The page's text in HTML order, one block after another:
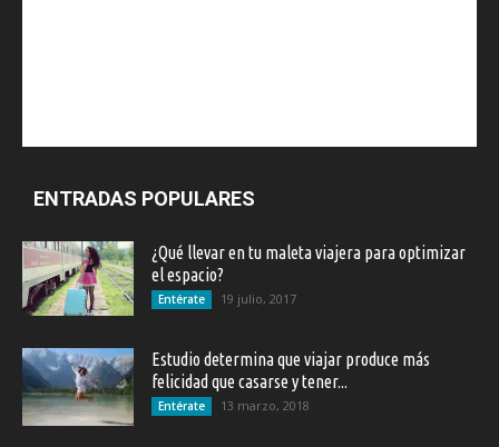
ENTRADAS POPULARES
¿Qué llevar en tu maleta viajera para optimizar
el espacio?
Entérate 19 julio, 2017
Estudio determina que viajar produce más
felicidad que casarse y tener...
Entérate 13 marzo, 2018